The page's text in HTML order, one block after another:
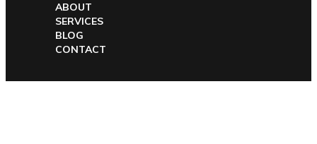
ABOUT
SERVICES
BLOG
CONTACT